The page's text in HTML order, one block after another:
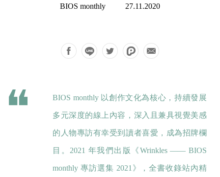
BIOS monthly 27.11.2020
BIOS monthly 以創作文化為核心，持續發展
多元深度的線上內容，深入且兼具視覺美感
的人物專訪有幸受到讀者喜愛，成為招牌欄
目。2021 年我們出版《Wrinkles —— BIOS
monthly 專訪選集 2021》，全書收錄站內精